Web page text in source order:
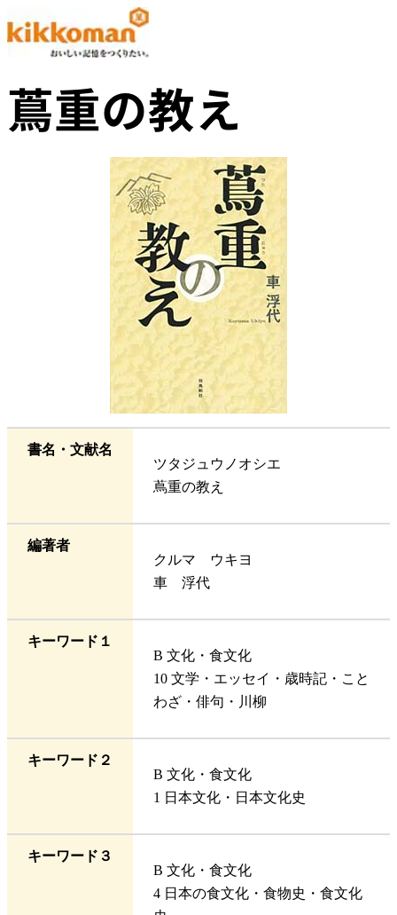
蔦重の教え
書名・文献名
ツタジュウノオシエ
蔦重の教え
編著者
クルマ ウキヨ
車 浮代
キーワード１
B 文化・食文化
10 文学・エッセイ・歳時記・こと
わざ・俳句・川柳
キーワード２
B 文化・食文化
1 日本文化・日本文化史
キーワード３
B 文化・食文化
4 日本の食文化・食物史・食文化